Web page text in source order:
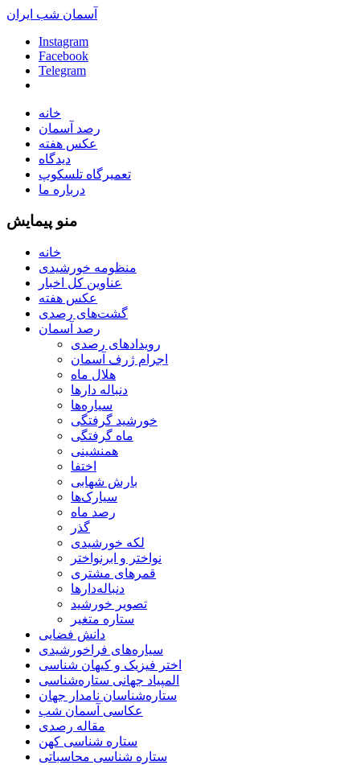
آسمان شب ایران
Instagram
Facebook
Telegram
خانه
رصد آسمان
عکس هفته
دیدگاه
تعمیرگاه تلسکوپ
درباره ما
منو پیمایش
خانه
منظومه خورشیدی
عناوین کل اخبار
عکس هفته
گشت‌های رصدی
رصد آسمان
رویدادهای رصدی
اجرام ژرف آسمان
هلال ماه
دنباله دارها
سیاره‌ها
خورشید گرفتگی
ماه گرفتگی
همنشینی
اختفا
بارش شهابی
سیارک‌ها
رصد ماه
گذر
لکه خورشیدی
نواختر و ابرنواختر
قمرهای مشتری
دنباله‌دارها
تصویر خورشید
ستاره متغیر
دانش فضایی
سیاره‌های فراخورشیدی
اختر فیزیک و کیهان شناسی
المپیاد جهانی ستاره‌شناسی
ستاره‌شناسان نامدار جهان
عکاسی آسمان شب
مقاله رصدی
ستاره شناسی کهن
ستاره شناسی محاسباتی